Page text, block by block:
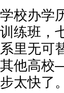
学校办学
训练班，
系里无可
其他高校
步太快了。